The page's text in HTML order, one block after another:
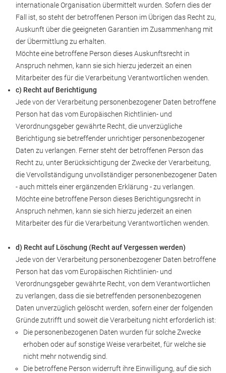
internationale Organisation übermittelt wurden. Sofern dies der
Fall ist, so steht der betroffenen Person im Übrigen das Recht zu,
Auskunft über die geeigneten Garantien im Zusammenhang mit
der Übermittlung zu erhalten.
Möchte eine betroffene Person dieses Auskunftsrecht in
Anspruch nehmen, kann sie sich hierzu jederzeit an einen
Mitarbeiter des für die Verarbeitung Verantwortlichen wenden.
c) Recht auf Berichtigung
Jede von der Verarbeitung personenbezogener Daten betroffene
Person hat das vom Europäischen Richtlinien- und
Verordnungsgeber gewährte Recht, die unverzügliche
Berichtigung sie betreffender unrichtiger personenbezogener
Daten zu verlangen. Ferner steht der betroffenen Person das
Recht zu, unter Berücksichtigung der Zwecke der Verarbeitung,
die Vervollständigung unvollständiger personenbezogener Daten
- auch mittels einer ergänzenden Erklärung - zu verlangen.
Möchte eine betroffene Person dieses Berichtigungsrecht in
Anspruch nehmen, kann sie sich hierzu jederzeit an einen
Mitarbeiter des für die Verarbeitung Verantwortlichen wenden.
d) Recht auf Löschung (Recht auf Vergessen werden)
Jede von der Verarbeitung personenbezogener Daten betroffene
Person hat das vom Europäischen Richtlinien- und
Verordnungsgeber gewährte Recht, von dem Verantwortlichen
zu verlangen, dass die sie betreffenden personenbezogenen
Daten unverzüglich gelöscht werden, sofern einer der folgenden
Gründe zutrifft und soweit die Verarbeitung nicht erforderlich ist:
Die personenbezogenen Daten wurden für solche Zwecke
erhoben oder auf sonstige Weise verarbeitet, für welche sie
nicht mehr notwendig sind.
Die betroffene Person widerruft ihre Einwilligung, auf die sich